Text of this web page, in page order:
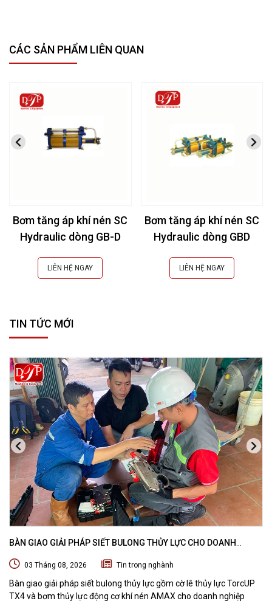
CÁC SẢN PHẨM LIÊN QUAN
Bơm tăng áp khí nén SC
Hydraulic dòng GB-D
LIÊN HỆ NGAY
Bơm tăng áp khí nén SC
Hydraulic dòng GBD
LIÊN HỆ NGAY
TIN TỨC MỚI
BÀN GIAO GIẢI PHÁP SIẾT BULONG THỦY LỰC CHO DOANH
NGHIỆP CHUYÊN BẢO TRÌ VÀ THI CÔNG CÁC DỰ ÁN OFFSHORE
03 Tháng 08, 2026 Tin trong nghành
Bàn giao giải pháp siết bulong thủy lực gồm cờ lê thủy lực TorcUP
TX4 và bơm thủy lực động cơ khí nén AMAX cho doanh nghiệp